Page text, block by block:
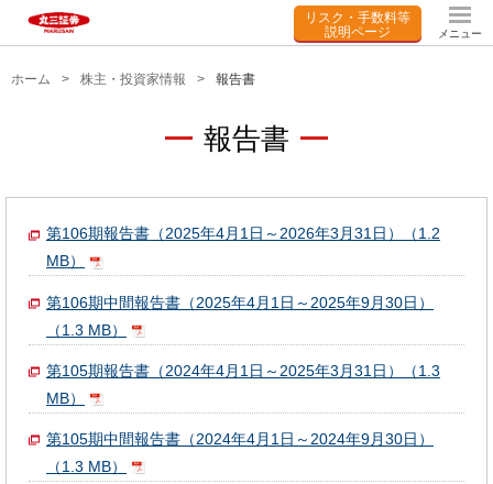
リスク・手数料等
説明ページ メニュー
ホーム 株主・投資家情報 報告書
報告書
第106期報告書（2025年4月1日～2026年3月31日）（1.2
MB）
第106期中間報告書（2025年4月1日～2025年9月30日）
（1.3 MB）
第105期報告書（2024年4月1日～2025年3月31日）（1.3
MB）
第105期中間報告書（2024年4月1日～2024年9月30日）
（1.3 MB）